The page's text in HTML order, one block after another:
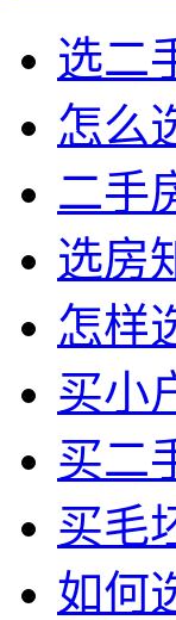
选二
怎么
二手
选房
怎样
买小
买二
买毛
如何